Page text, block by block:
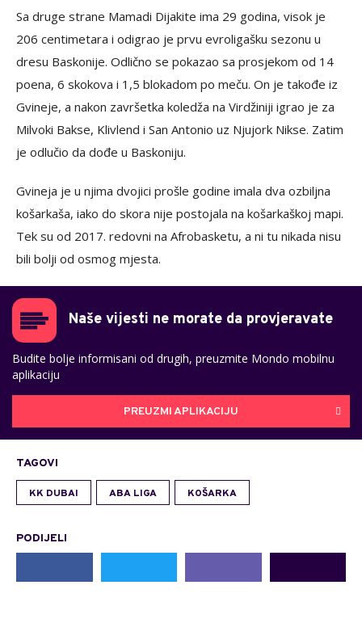
Sa druge strane Mamadi Dijakite ima 29 godina, visok je
206 centimetara i odigrao je prvu evroligašku sezonu u
dresu Baskonije. Odlično se pokazao sa prosjekom od 14
poena, 6 skokova i 1,5 blokadom po meču. On je takođe iz
Gvineje, a nakon završetka koledža na Virdžiniji igrao je za
Milvoki Bakse, Klivlend i San Antonio uz Njujork Nikse. Zatim
je odlučio da dođe u Baskoniju.
Gvineja je u njima dvojici prošle godine imala dva ozbiljna
košarkaša, iako do skora nije postojala na košarkaškoj mapi.
Tek su od 2017. redovni na Afrobasketu, a ni tu nikada nisu
bili bolji od osmog mjesta.
Naše vijesti ne morate da provjeravate
Budite bolje informisani od drugih, preuzmite Mondo mobilnu
aplikaciju
PREUZMI APLIKACIJU
TAGOVI
KK DUBAI ABA LIGA KOŠARKA
PODIJELI